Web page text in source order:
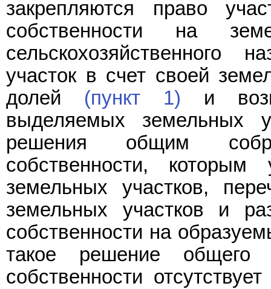
закрепляются право
собственности на
сельскохозяйственного
участок в счет своей
долей (пункт 1) и
выделяемых земельных
решения общим
собственности,
земельных участков,
земельных участков и
собственности на
такое решение общего
собственности